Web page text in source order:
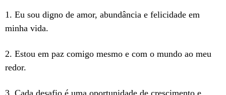
1. Eu sou digno de amor, abundância e felicidade em
minha vida.
2. Estou em paz comigo mesmo e com o mundo ao meu
redor.